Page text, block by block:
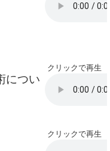
につい
クリックで再生
クリックで再生